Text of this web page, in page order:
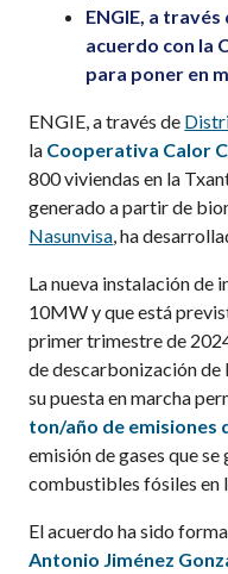
ENGIE, a
acuerdo con la
para poner en
ENGIE, a través de
la Cooperativa Calor
800 viviendas en la
generado a partir de
Nasunvisa, ha
La nueva instalación de
10MW y que está
primer trimestre de
de descarbonización de
su puesta en marcha
ton/año de emisiones
emisión de gases que
combustibles fósiles en
El acuerdo ha sido
Antonio Jiménez